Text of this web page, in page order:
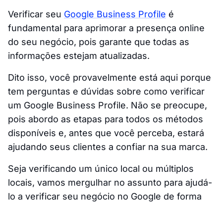
Verificar seu Google Business Profile é
fundamental para aprimorar a presença online
do seu negócio, pois garante que todas as
informações estejam atualizadas.
Dito isso, você provavelmente está aqui porque
tem perguntas e dúvidas sobre como verificar
um Google Business Profile. Não se preocupe,
pois abordo as etapas para todos os métodos
disponíveis e, antes que você perceba, estará
ajudando seus clientes a confiar na sua marca.
Seja verificando um único local ou múltiplos
locais, vamos mergulhar no assunto para ajudá-
lo a verificar seu negócio no Google de forma